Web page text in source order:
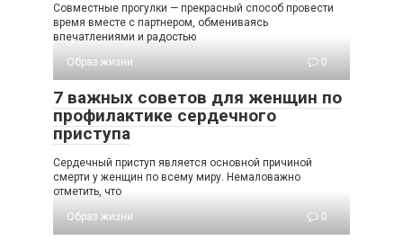
Совместные прогулки — прекрасный способ провести
время вместе с партнером, обмениваясь
впечатлениями и радостью
Образ жизни
0
7 важных советов для женщин по
профилактике сердечного
приступа
Сердечный приступ является основной причиной
смерти у женщин по всему миру. Немаловажно
отметить, что
Образ жизни
0